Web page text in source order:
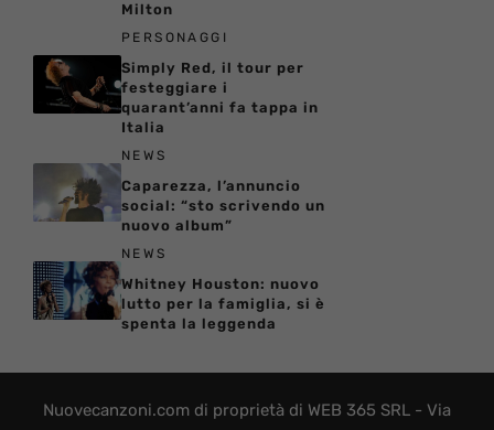
Milton
PERSONAGGI
Simply Red, il tour per
festeggiare i
quarant’anni fa tappa in
Italia
NEWS
Caparezza, l’annuncio
social: “sto scrivendo un
nuovo album”
NEWS
Whitney Houston: nuovo
lutto per la famiglia, si è
spenta la leggenda
Nuovecanzoni.com di proprietà di WEB 365 SRL - Via